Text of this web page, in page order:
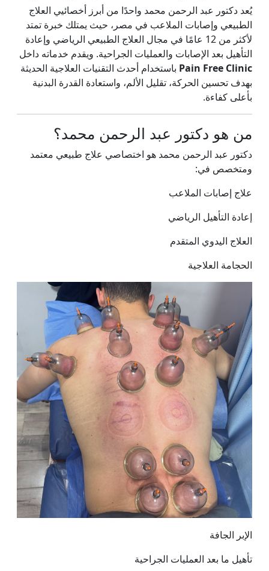
يُعد دكتور عبد الرحمن محمد واحدًا من أبرز أخصائيي العلاج
الطبيعي وإصابات الملاعب في مصر، حيث يمتلك خبرة تمتد
لأكثر من 12 عامًا في مجال العلاج الطبيعي الرياضي وإعادة
التأهيل بعد الإصابات والعمليات الجراحية. ويقدم خدماته داخل
Pain Free Clinic باستخدام أحدث التقنيات العلاجية الحديثة
بهدف تحسين الحركة، تقليل الألم، واستعادة القدرة البدنية
بأعلى كفاءة.
من هو دكتور عبد الرحمن محمد؟
دكتور عبد الرحمن محمد هو اختصاصي علاج طبيعي معتمد
ومتخصص في:
علاج إصابات الملاعب
إعادة التأهيل الرياضي
العلاج اليدوي المتقدم
الحجامة العلاجية
الإبر الجافة
تأهيل ما بعد العمليات الجراحية